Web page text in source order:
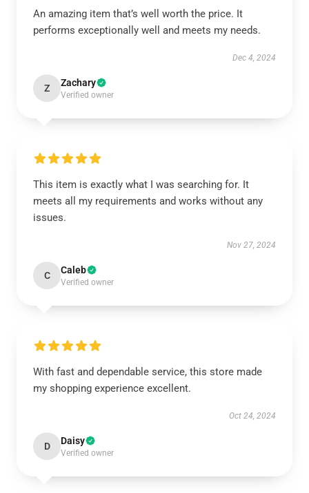
An amazing item that’s well worth the price. It
performs exceptionally well and meets my needs.
Dec 4, 2024
Z Zachary
Verified owner
This item is exactly what I was searching for. It
meets all my requirements and works without any
issues.
Nov 27, 2024
C Caleb
Verified owner
With fast and dependable service, this store made
my shopping experience excellent.
Oct 24, 2024
D Daisy
Verified owner